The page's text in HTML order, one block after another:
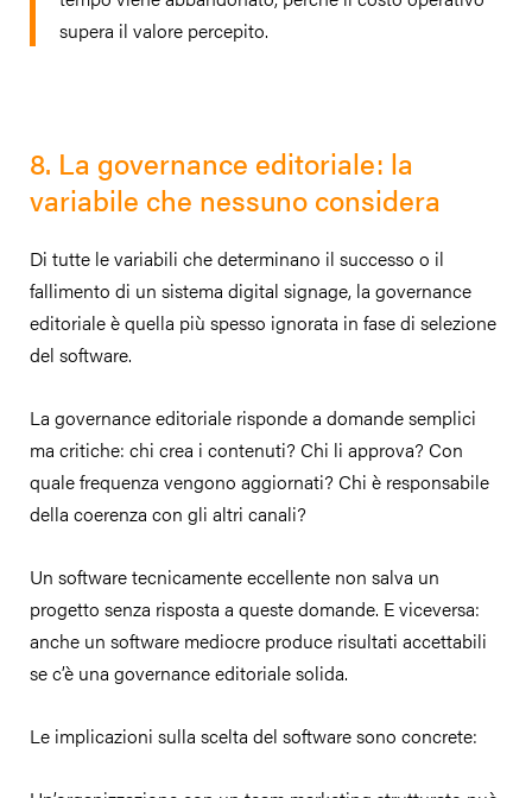
supera il valore percepito.
8. La governance editoriale: la
variabile che nessuno considera
Di tutte le variabili che determinano il successo o il
fallimento di un sistema digital signage, la governance
editoriale è quella più spesso ignorata in fase di selezione
del software.
La governance editoriale risponde a domande semplici
ma critiche: chi crea i contenuti? Chi li approva? Con
quale frequenza vengono aggiornati? Chi è responsabile
della coerenza con gli altri canali?
Un software tecnicamente eccellente non salva un
progetto senza risposta a queste domande. E viceversa:
anche un software mediocre produce risultati accettabili
se c’è una governance editoriale solida.
Le implicazioni sulla scelta del software sono concrete: